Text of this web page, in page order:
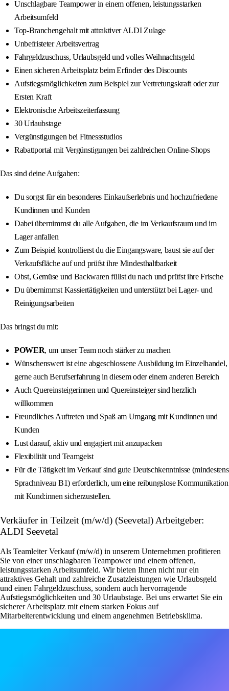
Unschlagbare Teampower in einem offenen, leistungsstarken
Arbeitsumfeld
Top-Branchengehalt mit attraktiver ALDI Zulage
Unbefristeter Arbeitsvertrag
Fahrgeldzuschuss, Urlaubsgeld und volles Weihnachtsgeld
Einen sicheren Arbeitsplatz beim Erfinder des Discounts
Aufstiegsmöglichkeiten zum Beispiel zur Vertretungskraft oder zur
Ersten Kraft
Elektronische Arbeitszeiterfassung
30 Urlaubstage
Vergünstigungen bei Fitnessstudios
Rabattportal mit Vergünstigungen bei zahlreichen Online-Shops
Das sind deine Aufgaben:
Du sorgst für ein besonderes Einkaufserlebnis und hochzufriedene
Kundinnen und Kunden
Dabei übernimmst du alle Aufgaben, die im Verkaufsraum und im
Lager anfallen
Zum Beispiel kontrollierst du die Eingangsware, baust sie auf der
Verkaufsfläche auf und prüfst ihre Mindesthaltbarkeit
Obst, Gemüse und Backwaren füllst du nach und prüfst ihre Frische
Du übernimmst Kassiertätigkeiten und unterstützt bei Lager- und
Reinigungsarbeiten
Das bringst du mit:
POWER, um unser Team noch stärker zu machen
Wünschenswert ist eine abgeschlossene Ausbildung im Einzelhandel,
gerne auch Berufserfahrung in diesem oder einem anderen Bereich
Auch Quereinsteigerinnen und Quereinsteiger sind herzlich
willkommen
Freundliches Auftreten und Spaß am Umgang mit Kundinnen und
Kunden
Lust darauf, aktiv und engagiert mit anzupacken
Flexibilität und Teamgeist
Für die Tätigkeit im Verkauf sind gute Deutschkenntnisse (mindestens
Sprachniveau B1) erforderlich, um eine reibungslose Kommunikation
mit Kund:innen sicherzustellen.
Verkäufer in Teilzeit (m/w/d) (Seevetal) Arbeitgeber:
ALDI Seevetal
Als Teamleiter Verkauf (m/w/d) in unserem Unternehmen profitieren
Sie von einer unschlagbaren Teampower und einem offenen,
leistungsstarken Arbeitsumfeld. Wir bieten Ihnen nicht nur ein
attraktives Gehalt und zahlreiche Zusatzleistungen wie Urlaubsgeld
und einen Fahrgeldzuschuss, sondern auch hervorragende
Aufstiegsmöglichkeiten und 30 Urlaubstage. Bei uns erwartet Sie ein
sicherer Arbeitsplatz mit einem starken Fokus auf
Mitarbeiterentwicklung und einem angenehmen Betriebsklima.